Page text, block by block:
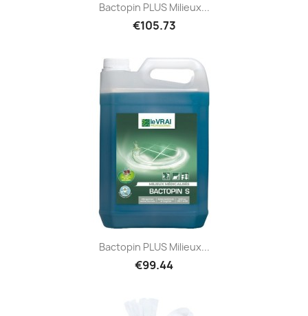
Bactopin PLUS Milieux...
€105.73
Bactopin PLUS Milieux...
€99.44